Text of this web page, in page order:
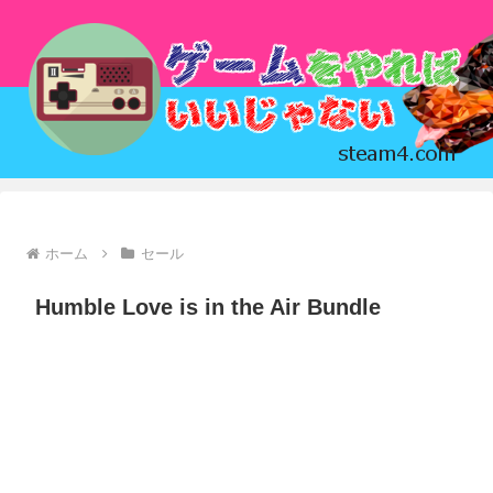
ホーム セール
Humble Love is in the Air Bundle